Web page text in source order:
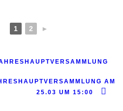
1 2 ►
AM
25.03 UM 15:00